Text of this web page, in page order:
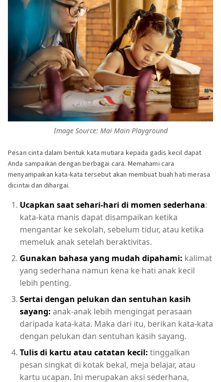
Image Source: Mai Main Playground
Pesan cinta dalam bentuk kata mutiara kepada gadis kecil dapat
Anda sampaikan dengan berbagai cara. Memahami cara
menyampaikan kata-kata tersebut akan membuat buah hati merasa
dicintai dan dihargai.
Ucapkan saat sehari-hari di momen sederhana:
kata-kata manis dapat disampaikan ketika
mengantar ke sekolah, sebelum tidur, atau ketika
memeluk anak setelah beraktivitas.
Gunakan bahasa yang mudah dipahami: kalimat
yang sederhana namun kena ke hati anak kecil
lebih penting.
Sertai dengan pelukan dan sentuhan kasih
sayang: anak-anak lebih mengingat perasaan
daripada kata-kata. Maka dari itu, berikan kata-kata
dengan pelukan dan sentuhan kasih sayang.
Tulis di kartu atau catatan kecil: tinggalkan
pesan singkat di kotak bekal, meja belajar, atau
kartu ucapan. Ini merupakan aksi sederhana,